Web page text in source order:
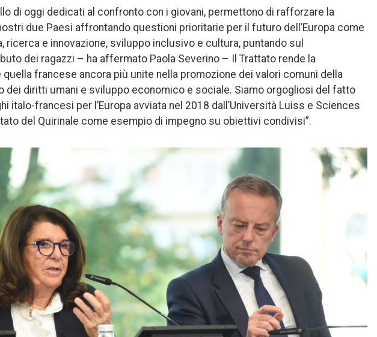
di oggi dedicati al confronto con i giovani, permettono di rafforzare la
due Paesi affrontando questioni prioritarie per il futuro dell’Europa come
ricerca e innovazione, sviluppo inclusivo e cultura, puntando sul
dei ragazzi – ha affermato Paola Severino – Il Trattato rende la
quella francese ancora più unite nella promozione dei valori comuni della
dei diritti umani e sviluppo economico e sociale. Siamo orgogliosi del fatto
italo-francesi per l’Europa avviata nel 2018 dall’Università Luiss e Sciences
del Quirinale come esempio di impegno su obiettivi condivisi”.